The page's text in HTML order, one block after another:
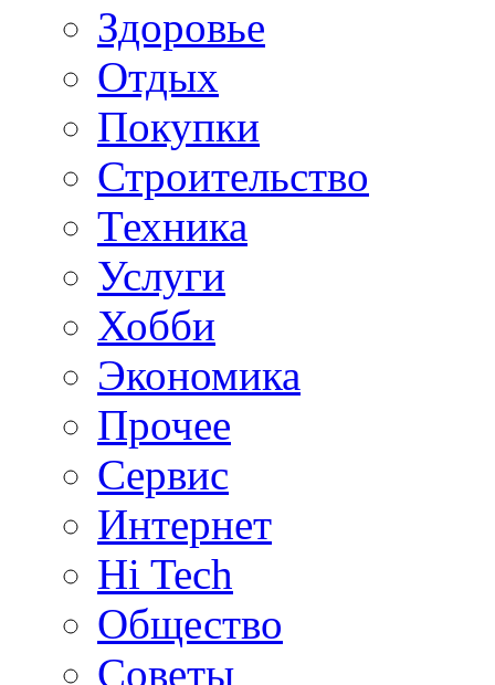
Здоровье
Отдых
Покупки
Строительство
Техника
Услуги
Хобби
Экономика
Прочее
Сервис
Интернет
Hi Tech
Общество
Советы